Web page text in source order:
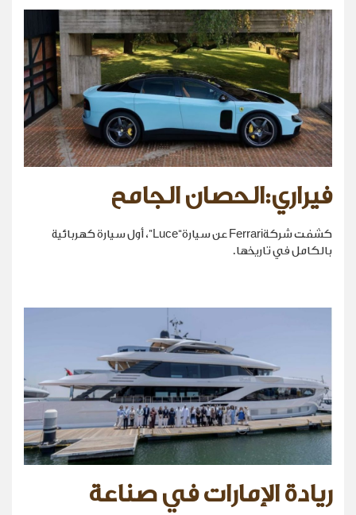
فيراري:الحصان الجامح
كشفت شركةFerrari عن سيارة“Luce”، أول سيارة كهربائية
بالكامل في تاريخها.
ريادة الإمارات في صناعة